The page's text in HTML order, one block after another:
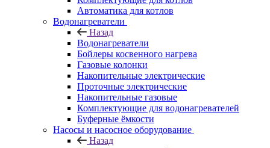
Автоматика для котлов
Водонагреватели
Назад
Водонагреватели
Бойлеры косвенного нагрева
Газовые колонки
Накопительные электрические
Проточные электрические
Накопительные газовые
Комплектующие для водонагревателей
Буферные ёмкости
Насосы и насосное оборудование
Назад